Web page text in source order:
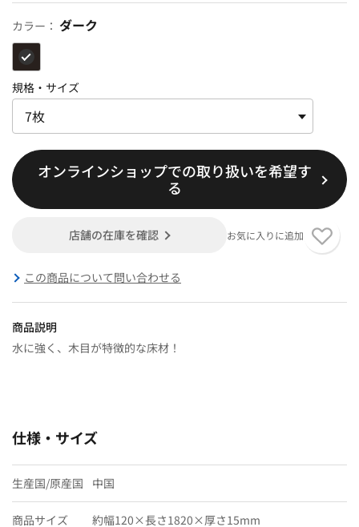
カラー： ダーク
規格・サイズ
オンラインショップでの取り扱いを希望す
る
店舗の在庫を確認 お気に入りに追加
この商品について問い合わせる
商品説明
水に強く、木目が特徴的な床材！
仕様・サイズ
生産国/原産国 中国
商品サイズ 約幅120×長さ1820×厚さ15mm